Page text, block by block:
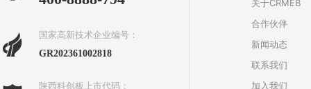
国家高新技术企业编号：
GR202361002818
陕西科创板上市代码：
关于CRMEB
合作伙伴
新闻动态
联系我们
加入我们